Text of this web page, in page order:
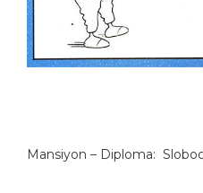
Mansiyon – Diploma: